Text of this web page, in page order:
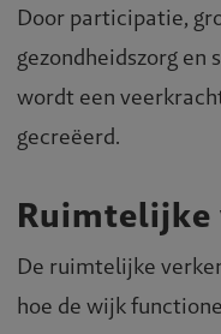
Door participatie,
gezondheidszorg en
wordt een
gecreëerd.
Ruimtelijke
De ruimtelijke
hoe de wijk